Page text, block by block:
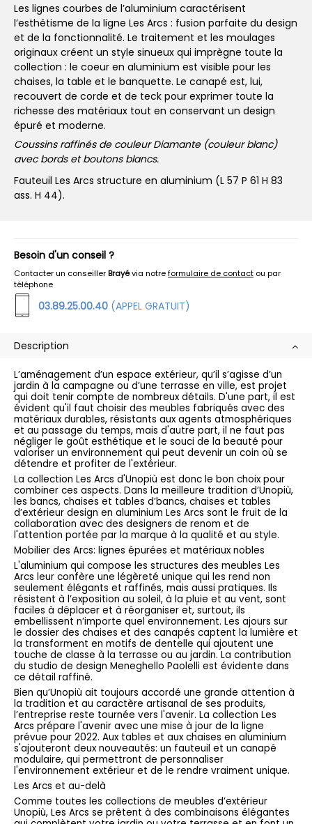
Les lignes courbes de l’aluminium caractérisent
l’esthétisme de la ligne Les Arcs : fusion parfaite du design
et de la fonctionnalité. Le traitement et les moulages
originaux créent un style sinueux qui imprègne toute la
collection : le coeur en aluminium est visible pour les
chaises, la table et le banquette. Le canapé est, lui,
recouvert de corde et de teck pour exprimer toute la
richesse des matériaux tout en conservant un design
épuré et moderne.
Coussins raffinés de couleur Diamante (couleur blanc)
avec bords et boutons blancs.
Fauteuil Les Arcs structure en aluminium (L 57 P 61 H 83
ass. H 44).
Besoin d'un conseil ?
Contacter un conseillerBrayévia notreformulaire de contact ou par
téléphone
03.89.25.00.40 (APPEL GRATUIT)
Description
L’aménagement d’un espace extérieur, qu’il s’agisse d’un
jardin à la campagne ou d’une terrasse en ville, est projet
qui doit tenir compte de nombreux détails. D'une part, il est
évident qu'il faut choisir des meubles fabriqués avec des
matériaux durables, résistants aux agents atmosphériques
et au passage du temps, mais d'autre part, il ne faut pas
négliger le goût esthétique et le souci de la beauté pour
valoriser un environnement qui peut devenir un coin où se
détendre et profiter de l'extérieur.
La collection Les Arcs d'Unopiù est donc le bon choix pour
combiner ces aspects. Dans la meilleure tradition d’Unopiù,
les bancs, chaises et tables d’bancs, chaises et tables
d’extérieur design en aluminium Les Arcs sont le fruit de la
collaboration avec des designers de renom et de
l'attention portée par la marque à la qualité et au style.
Mobilier des Arcs: lignes épurées et matériaux nobles
L'aluminium qui compose les structures des meubles Les
Arcs leur confère une légèreté unique qui les rend non
seulement élégants et raffinés, mais aussi pratiques. Ils
résistent à l’exposition au soleil, à la pluie et au vent, sont
faciles à déplacer et à réorganiser et, surtout, ils
embellissent n’importe quel environnement. Les ajours sur
le dossier des chaises et des canapés captent la lumière et
la transforment en motifs de dentelle qui ajoutent une
touche de classe à la terrasse ou au jardin. La contribution
du studio de design Meneghello Paolelli est évidente dans
ce détail raffiné.
Bien qu’Unopiù ait toujours accordé une grande attention à
la tradition et au caractère artisanal de ses produits,
l’entreprise reste tournée vers l'avenir. La collection Les
Arcs prépare l'avenir avec une mise à jour de la ligne
prévue pour 2022. Aux tables et aux chaises en aluminium
s'ajouteront deux nouveautés: un fauteuil et un canapé
modulaire, qui permettront de personnaliser
l'environnement extérieur et de le rendre vraiment unique.
Les Arcs et au-delà
Comme toutes les collections de meubles d’extérieur
Unopiù, Les Arcs se prêtent à des combinaisons élégantes